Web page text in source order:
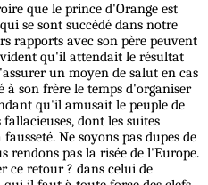
que le prince d'Orange est
se sont succédé dans notre
rapports avec son père peuvent
qu'il attendait le résultat
un moyen de salut en cas
à son frère le temps d'organiser
qu'il amusait le peuple de
dont les suites
Ne soyons pas dupes de
rendons pas la risée de l'Europe.
ce retour ? dans celui de